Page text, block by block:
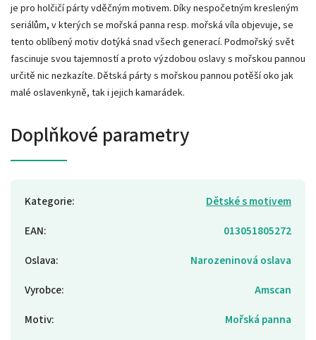
je pro holčičí párty vděčným motivem. Díky nespočetným kresleným
seriálům, v kterých se mořská panna resp. mořská víla objevuje, se
tento oblíbený motiv dotýká snad všech generací. Podmořský svět
fascinuje svou tajemností a proto výzdobou oslavy s mořskou pannou
určitě nic nezkazíte. Dětská párty s mořskou pannou potěší oko jak
malé oslavenkyně, tak i jejich kamarádek.
Doplňkové parametry
Kategorie:
Dětské s motivem
EAN:
013051805272
Oslava:
Narozeninová oslava
Vyrobce:
Amscan
Motiv:
Mořská panna